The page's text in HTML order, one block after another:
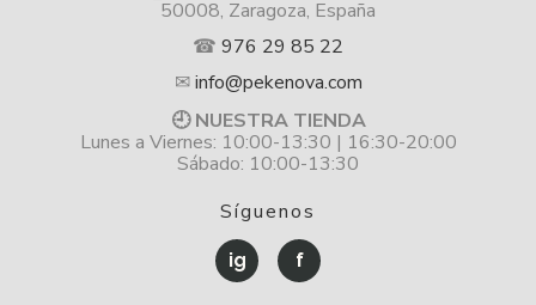
50008, Zaragoza, España
☎ 976 29 85 22
✉info@pekenova.com
🕘 NUESTRA TIENDA
Lunes a Viernes: 10:00-13:30 | 16:30-20:00
Sábado: 10:00-13:30
Síguenos
ig f